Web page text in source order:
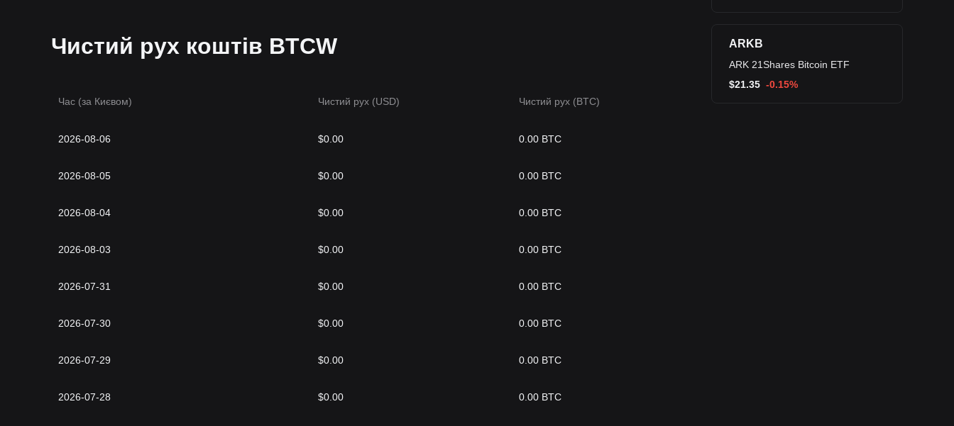
Чистий рух коштів BTCW
Час (за Києвом) Чистий рух (USD) Чистий рух (BTC)
2026-08-06 $0.00 0.00 BTC
2026-08-05 $0.00 0.00 BTC
2026-08-04 $0.00 0.00 BTC
2026-08-03 $0.00 0.00 BTC
2026-07-31 $0.00 0.00 BTC
2026-07-30 $0.00 0.00 BTC
2026-07-29 $0.00 0.00 BTC
2026-07-28 $0.00 0.00 BTC
ARKB
ARK 21Shares Bitcoin ETF
$21.35 -0.15%